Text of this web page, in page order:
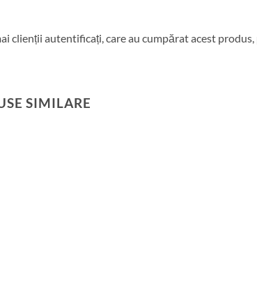
clienții autentificați, care au cumpărat acest produs,
SIMILARE